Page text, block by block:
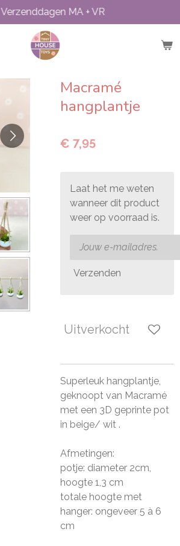
Verzenddagen MA + VR
Macramé
hangplantje
€ 7,95
Laat het me weten
wanneer dit product
weer op voorraad is.
Verzenden
Uitverkocht
Superleuk hangplantje,
geknoopt van Macramé
met een 3D geprinte pot
in beige/ wit .
Afmetingen:
potje: diameter 2cm,
hoogte 1,3 cm
totale hoogte met
hanger: ongeveer 5 à 6
cm